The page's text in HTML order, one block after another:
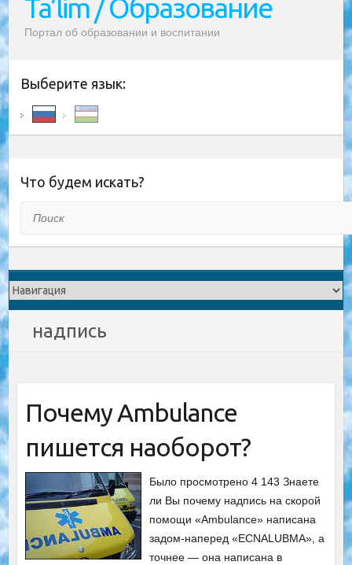
Ta’lim / Образование
Портал об образовании и воспитании
Выберите язык:
Что будем искать?
надпись
Почему Ambulance
пишется наоборот?
Было просмотрено 4 143 Знаете
ли Вы почему надпись на скорой
помощи «Ambulance» написана
задом-наперед «ECNALUBMA», а
точнее — она написана в